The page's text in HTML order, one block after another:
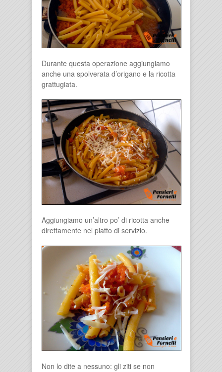
Durante questa operazione aggiungiamo
anche una spolverata d’origano e la ricotta
grattugiata.
Aggiungiamo un’altro po’ di ricotta anche
direttamente nel piatto di servizio.
Non lo dite a nessuno: gli ziti se non